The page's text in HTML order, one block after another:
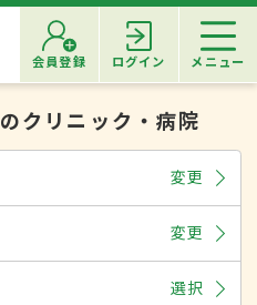
会員登録 ログイン メニュー
のクリニック・病院
変更
変更
選択